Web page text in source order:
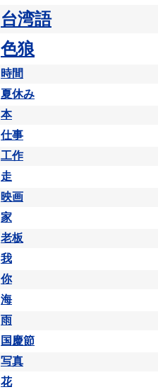
台湾語
色狼
時間
夏休み
本
仕事
工作
走
映画
家
老板
我
你
海
雨
国慶節
写真
花